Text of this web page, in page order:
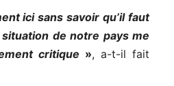
ici sans savoir qu’il faut
de notre pays me
critique », a-t-il fait